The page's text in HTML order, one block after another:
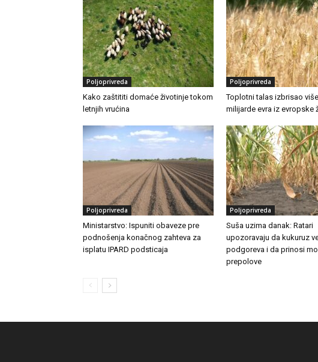
Poljoprivreda
Kako zaštititi domaće životinje tokom
letnjih vrućina
Poljoprivreda
Toplotni talas izbrisao
milijarde evra iz evropske
Poljoprivreda
Ministarstvo: Ispuniti obaveze pre
podnošenja konačnog zahteva za
isplatu IPARD podsticaja
Poljoprivreda
Suša uzima danak: Ratari
upozoravaju da kukuruz
podgoreva i da prinosi
prepolove